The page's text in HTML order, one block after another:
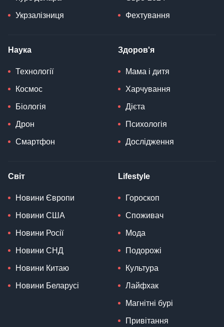
Укрзалізниця Фехтування
Наука
Технології
Космос
Біологія
Дрон
Смартфон
Здоров'я
Мама і дитя
Харчування
Дієта
Психологія
Дослідження
Світ
Новини Європи
Новини США
Новини Росії
Новини СНД
Новини Китаю
Новини Беларусі
Lifestyle
Гороскоп
Споживач
Мода
Подорожі
Культура
Лайфхак
Магнітні бурі
Привітання